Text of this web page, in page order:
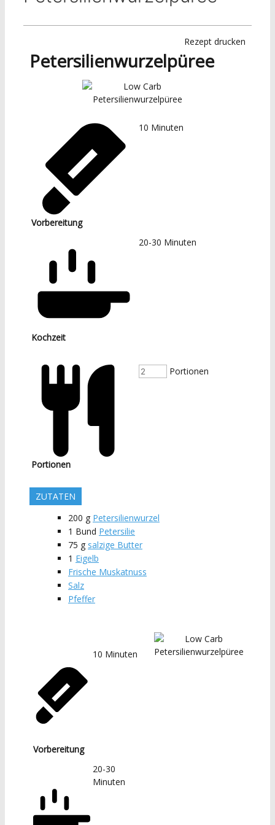
Rezept drucken
Petersilienwurzelpüree
Vorbereitung
10 Minuten
Kochzeit
20-30 Minuten
Portionen
Portionen
ZUTATEN
200 g Petersilienwurzel
1 Bund Petersilie
75 g salzige Butter
1 Eigelb
Frische Muskatnuss
Salz
Pfeffer
Vorbereitung
10 Minuten
20-30
Minuten